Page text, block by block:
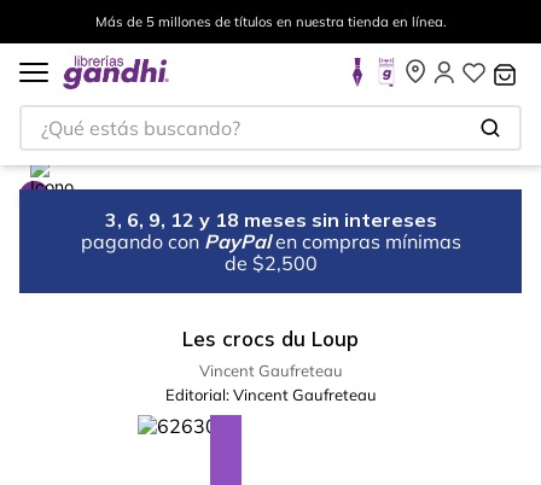
Más de 5 millones de títulos en nuestra tienda en línea.
¿Qué estás buscando?
3, 6, 9, 12 y 18 meses sin intereses
pagando con PayPal en compras mínimas
de $2,500
Les crocs du Loup
Vincent Gaufreteau
Editorial: Vincent Gaufreteau